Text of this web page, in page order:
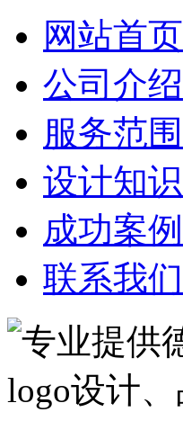
网站首页
公司介绍
服务范围
设计知识
成功案例
联系我们